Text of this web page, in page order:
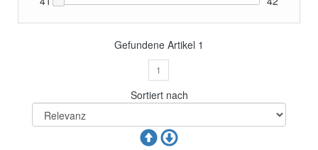
Gefundene Artikel 1
1
Sortiert nach